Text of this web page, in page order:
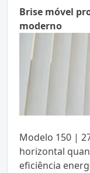
Brise móvel
moderno
Modelo 150 |
horizontal
eficiência